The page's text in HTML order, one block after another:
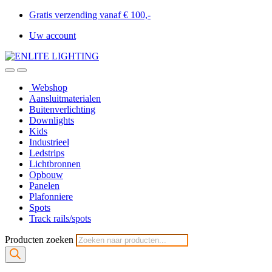
Gratis verzending vanaf € 100,-
Uw account
Webshop
Aansluitmaterialen
Buitenverlichting
Downlights
Kids
Industrieel
Ledstrips
Lichtbronnen
Opbouw
Panelen
Plafonniere
Spots
Track rails/spots
Producten zoeken